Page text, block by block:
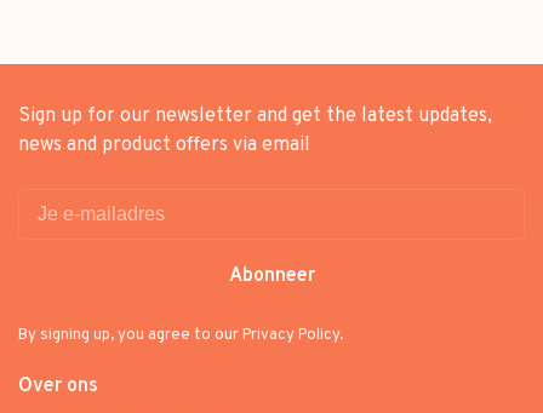
Sign up for our newsletter and get the latest updates,
news and product offers via email
Abonneer
By signing up, you agree to our Privacy Policy.
Over ons